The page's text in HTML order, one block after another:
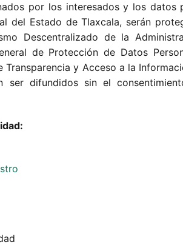
por los interesados y los datos
del Estado de Tlaxcala, serán
Descentralizado de la
de Protección de Datos
y Acceso a la
difundidos sin el
experto para optimizar
y alcanzar conciliaciones
metodologías legales.